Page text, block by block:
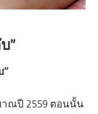
”
”
าณปี 2559 ตอนนั้น